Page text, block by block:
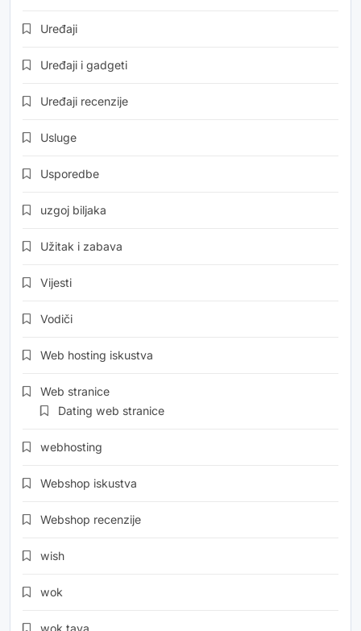
Uređaji
Uređaji i gadgeti
Uređaji recenzije
Usluge
Usporedbe
uzgoj biljaka
Užitak i zabava
Vijesti
Vodiči
Web hosting iskustva
Web stranice
Dating web stranice
webhosting
Webshop iskustva
Webshop recenzije
wish
wok
wok tava